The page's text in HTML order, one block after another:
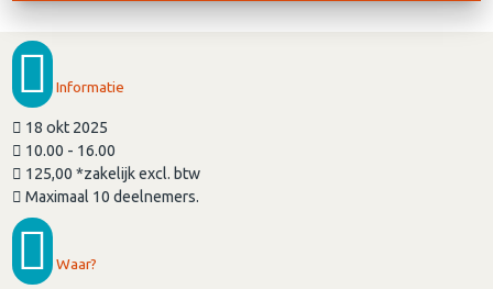
Informatie
18 okt 2025
10.00 - 16.00
125,00 *zakelijk excl. btw
Maximaal 10 deelnemers.
Waar?